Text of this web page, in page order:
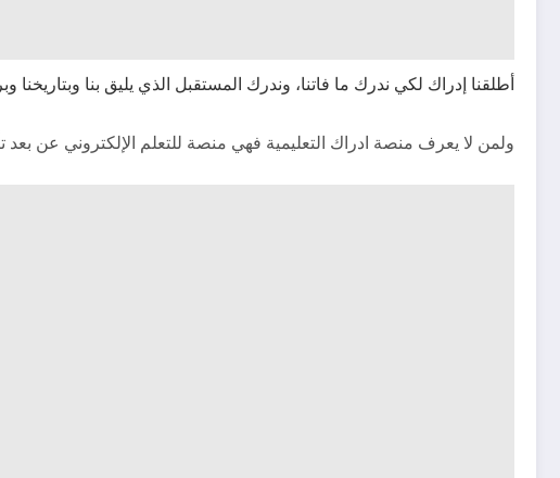
أطلقنا إدراك لكي ندرك ما فاتنا، وندرك المستقبل الذي يليق بنا وبتاريخنا
ولمن لا يعرف منصة ادراك التعليمية فهي منصة للتعلم الإلكتروني عن بعد تأسست عام 2013 من قبل مؤسسة الملكة